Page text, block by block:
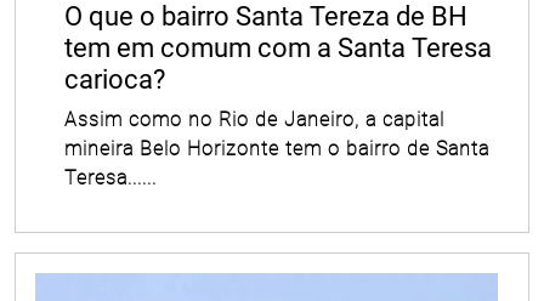
O que o bairro Santa Tereza de BH
tem em comum com a Santa Teresa
carioca?
Assim como no Rio de Janeiro, a capital
mineira Belo Horizonte tem o bairro de Santa
Teresa......